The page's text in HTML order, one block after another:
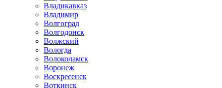
Владикавказ
Владимир
Волгоград
Волгодонск
Волжский
Вологда
Волоколамск
Воронеж
Воскресенск
Воткинск